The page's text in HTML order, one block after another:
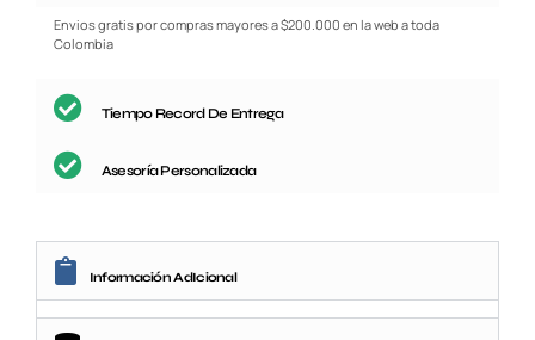
Envios gratis por compras mayores a $200.000 en la web a toda
Colombia
Tiempo Record De Entrega
Asesoría Personalizada
Información AdIcional